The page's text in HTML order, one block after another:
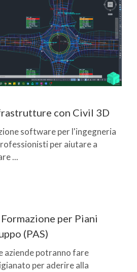
con Civil 3D
software per l'ingegneria
per aiutare a
...
per Piani
(PAS)
aziende potranno fare
per aderire alla